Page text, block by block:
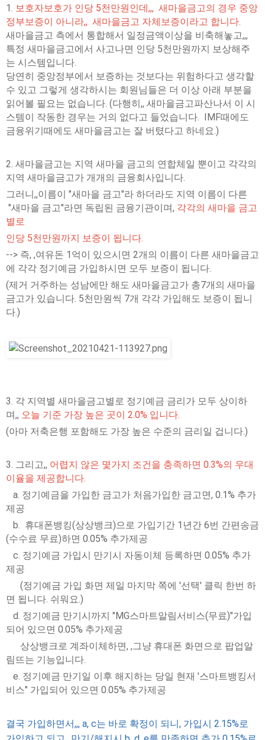
1.
보호자보호가 인당 5천만원인데,,, 새마을금고의 경우 중앙
정부보증이 아니라,, 새마을금고 자체보증이라고 합니다.
새마을금고 측에서 통합해서 일정금액이상을 비축해놓고,,,
특정 새마을금고에서 사고나면 인당 5천만원까지 보상해주
는 시스템입니다.
당연히 중앙정부에서 보증하는 것보다는 위험하다고 생각할
수 있고 그렇게 생각하시는 회원님들은 더 이상 아래 부분을
읽어볼 필요는 없습니다. (다행히,, 새마을금고파산나서 이 시
스템이 작동한 경우는 거의 없다고 들었습니다. IMF때에도
금융위기때에도 새마을금고는 잘 버텼다고 하네요.)
2. 새마을금고는 지역 새마을 금고의 연합체일 뿐이고 각각의
지역 새마을금고가 개개의 금융회사입니다.
그러니,,이름이 "새마을 금고"라 하더라도 지역 이름이 다른
"새마을 금고"라면 독립된 금융기관이며, 각각의 새마을 금고
별로
인당 5천만원까지 보증이 됩니다.
--> 즉, ,여유돈 1억이 있으시면 2개의 이름이 다른 새마을금고
에 각각 정기예금 가입하시면 모두 보증이 됩니다.
(제거 거주하는 성남에만 해도 새마을금고가 총7개의 새마을
금고가 있습니다. 5천만원씩 7개 각각 가입해도 보증이 됩니
다.)
3. 각 지역별 새마을금고별로 정기예금 금리가 모두 상이하
며,, 오늘 기준 가장 높은 곳이 2.0% 입니다.
(아마 저축은행 포함해도 가장 높은 수준의 금리일 겁니다.)
3. 그리고,, 어렵지 않은 몇가지 조건을 충족하면 0.3%의 우대
이율을 제공합니다.
a. 정기예금을 가입한 금고가 처음가입한 금고면, 0.1% 추가
제공
b. 휴대폰뱅킹(상상뱅크)으로 가입기간 1년간 6번 간편송금
(수수료 무료)하면 0.05% 추가제공
c. 정기예금 가입시 만기시 자동이체 등록하면 0.05% 추가
제공
(정기예금 가입 화면 제일 마지막 쪽에 '선택' 클릭 한번 하
면 됩니다. 쉬워요.)
d. 정기예금 만기시까지 "MG스마트알림서비스(무료)"가입
되어 있으면 0.05% 추가제공
상상뱅크로 계좌이체하면, ,그냥 휴대폰 화면으로 팝업알
림뜨는 기능입니다.
e. 정기예금 만기일 이후 해지하는 당일 현재 '스마트뱅킹서
비스" 가입되어 있으면 0.05% 추가제공
결국 가입하면서,,, a, c는 바로 확정이 되니, 가입시 2.15%로